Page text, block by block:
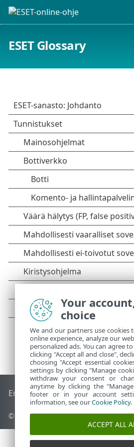
ESET Glossary
End of Life ESET-tietämyskanta
© 1992 - 2026 ESET, spol. s r.o. –
Your
choice
We and our partners use
online experience, analyze our
personalized ads. You can agree
clicking "Accept all and close",
choosing "Accept essential
settings by clicking "Manage
withdraw your consent or
anytime by clicking the
footer or in your account
information, see ourCookie Policy.
ACCEPT ALL